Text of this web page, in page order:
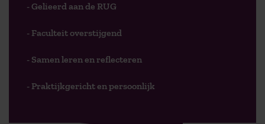
- Gelieerd aan de RUG
- Faculteit overstijgend
- Samen leren en reflecteren
- Praktijkgericht en persoonlijk